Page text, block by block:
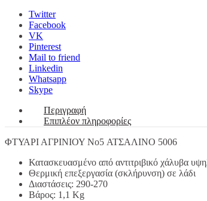
Twitter
Facebook
VK
Pinterest
Mail to friend
Linkedin
Whatsapp
Skype
Περιγραφή
Επιπλέον πληροφορίες
ΦΤΥΑΡΙ ΑΓΡΙΝΙΟΥ No5 ΑΤΣΑΛΙΝΟ 5006
Κατασκευασμένο από αντιτριβικό χάλυβα
Θερμική επεξεργασία (σκλήρυνση) σε λάδι
Διαστάσεις: 290-270
Βάρος: 1,1 Kg